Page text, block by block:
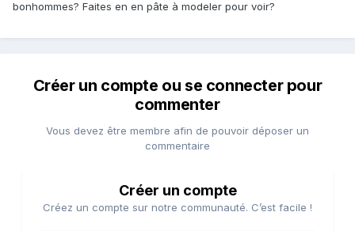
bonhommes? Faites en en pâte à modeler pour voir?
Créer un compte ou se connecter pour
commenter
Vous devez être membre afin de pouvoir déposer un
commentaire
Créer un compte
Créez un compte sur notre communauté. C’est facile !